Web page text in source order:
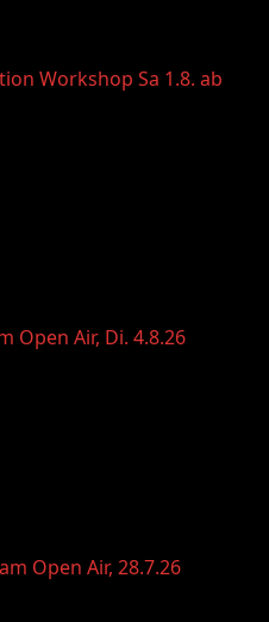
Workshop Sa 1.8. ab
Open Air, Di. 4.8.26
Open Air, 28.7.26